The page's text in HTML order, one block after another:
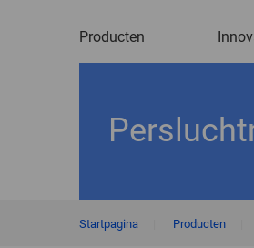
Producten
Startpagina Producten